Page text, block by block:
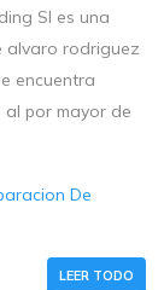
Sl es una
alvaro rodriguez
encuentra
al por mayor de
De
LEER TODO